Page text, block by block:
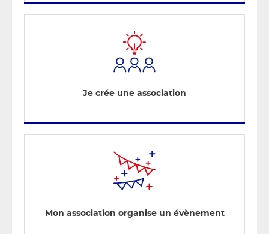
Je crée une association
Mon association organise un évènement